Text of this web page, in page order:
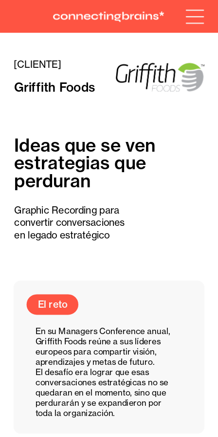
Ideas que se ven
estrategias que
perduran
Graphic Recording para
convertir conversaciones
en legado estratégico
El reto
En su Managers Conference anual,
Griffith Foods reúne a sus líderes
europeos para compartir visión,
aprendizajes y metas de futuro.
El desafío era lograr que esas
conversaciones estratégicas no se
quedaran en el momento, sino que
perdurarán y se expandieron por
toda la organización.
[CLIENTE]
Griffith Foods